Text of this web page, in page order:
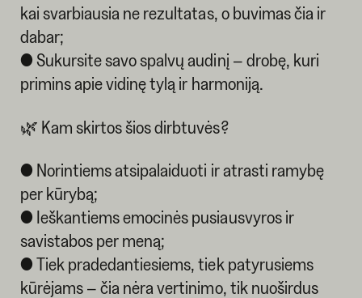
kai svarbiausia ne rezultatas, o buvimas čia ir
dabar;
● Sukursite savo spalvų audinį – drobę, kuri
primins apie vidinę tylą ir harmoniją.
🌿 Kam skirtos šios dirbtuvės?
● Norintiems atsipalaiduoti ir atrasti ramybę
per kūrybą;
● Ieškantiems emocinės pusiausvyros ir
savistabos per meną;
● Tiek pradedantiesiems, tiek patyrusiems
kūrėjams – čia nėra vertinimo, tik nuoširdus